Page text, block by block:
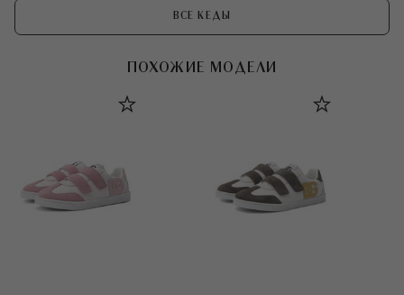
ВСЕ КЕДЫ
ПОХОЖИЕ МОДЕЛИ